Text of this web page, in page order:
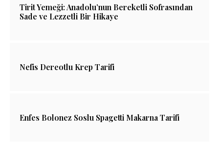
Tirit Yemeği: Anadolu’nun Bereketli Sofrasından
Sade ve Lezzetli Bir Hikaye
Nefis Dereotlu Krep Tarifi
Enfes Bolonez Soslu Spagetti Makarna Tarifi